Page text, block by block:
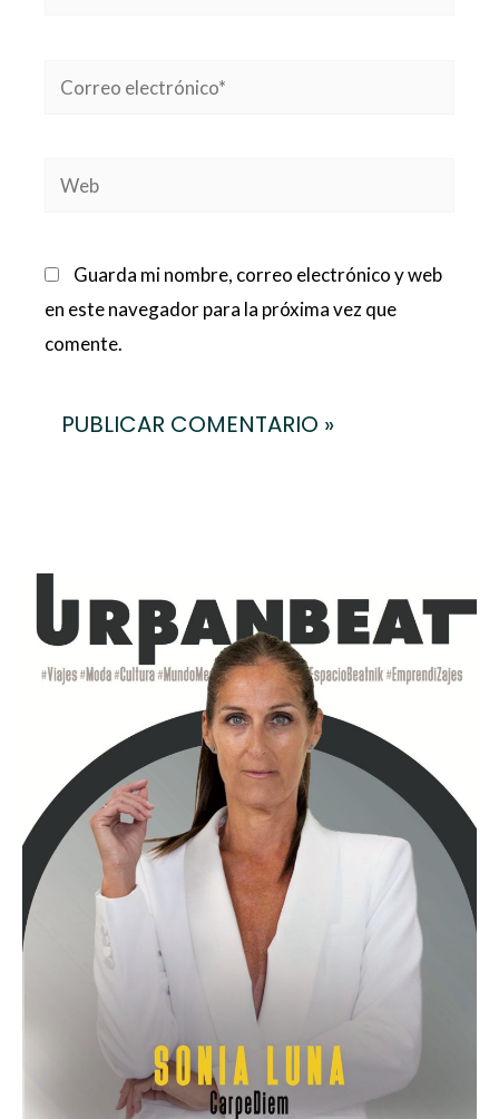
Correo
Web
Guarda mi nombre, correo electrónico y web
en este navegador para la próxima vez que
comente.